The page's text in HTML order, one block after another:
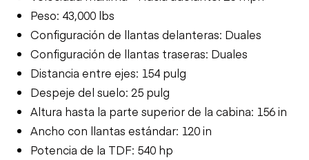
Peso: 43,000 lbs
Configuración de llantas delanteras: Duales
Configuración de llantas traseras: Duales
Distancia entre ejes: 154 pulg
Despeje del suelo: 25 pulg
Altura hasta la parte superior de la cabina: 156 in
Ancho con llantas estándar: 120 in
Potencia de la TDF: 540 hp